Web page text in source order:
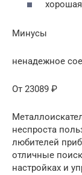
Минусы
ненадежное
От 23089 ₽
неспроста
любителей
отличные
настройках и